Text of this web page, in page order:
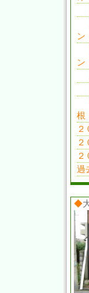
┣
┣
ン
┣
ン
┣
┣
┗
根
２
２
２
過
◆